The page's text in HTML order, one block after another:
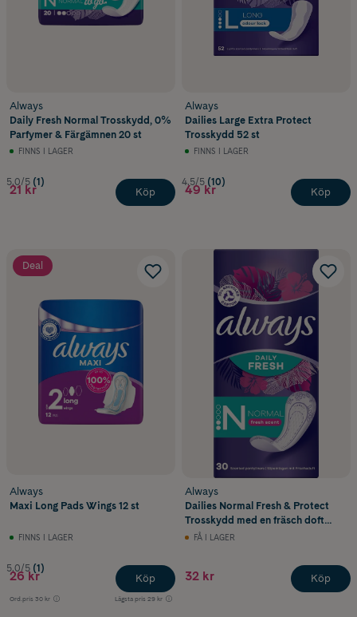
Always
Daily Fresh Normal Trosskydd, 0%
Parfymer & Färgämnen 20 st
FINNS I LAGER
5.0/5 (1)
21 kr Köp
Always
Dailies Large Extra Protect
Trosskydd 52 st
FINNS I LAGER
4.5/5 (10)
49 kr Köp
Deal
Always
Maxi Long Pads Wings 12 st
FINNS I LAGER
5.0/5 (1)
26 kr
Ord.pris 30 kr Lägsta pris 29 kr
Köp
Always
Dailies Normal Fresh & Protect
Trosskydd med en fräsch doft
30 stFÅ I LAGER
32 kr Köp